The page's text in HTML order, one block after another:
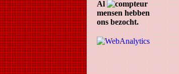
08/10/2016
19/11/2016
10/01/2017
01/04/2017
Al
mensen hebben
ons bezocht.